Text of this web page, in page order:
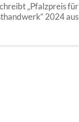
„Pfalzpreis für
2024 aus